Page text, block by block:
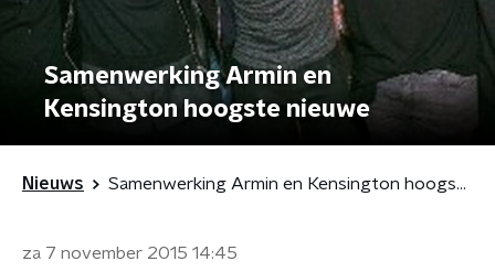
Samenwerking Armin en
Kensington hoogste nieuwe
Nieuws Samenwerking Armin en Kensington hoogste nieuwe
za 7 november 2015 14:45